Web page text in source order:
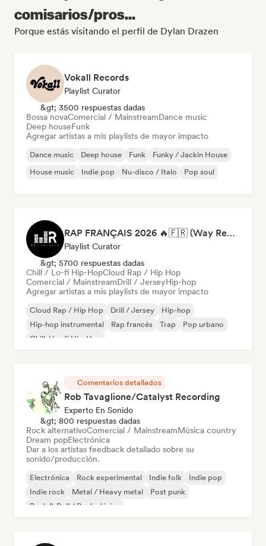
comisarios/pros...
Porque estás visitando el perfil de Dylan Drazen
Vokall Records
Playlist Curator
&gt; 3500 respuestas dadas
Bossa novaComercial / MainstreamDance music
Deep houseFunk
Agregar artistas a mis playlists de mayor impacto
Dance music Deep house Funk
Funky / Jackin House
House music
Indie pop Nu-disco / Italo Pop soul
RAP FRANÇAIS 2026 🔥🇫🇷 (Way Records)
Playlist Curator
&gt; 5700 respuestas dadas
Chill / Lo-fi Hip-HopCloud Rap / Hip Hop
Comercial / MainstreamDrill / JerseyHip-hop
Agregar artistas a mis playlists de mayor impacto
Cloud Rap / Hip Hop Drill / Jersey
Hip-hop
Hip-hop instrumental
Rap francés Trap
Pop urbano
Chill / Lo-fi Hip-Hop
Comentarios detallados
Rob Tavaglione/Catalyst Recording
Experto En Sonido
&gt; 800 respuestas dadas
Rock alternativoComercial / MainstreamMúsica country
Dream popElectrónica
Dar a los artistas feedback detallado sobre su
sonido/producción.
Electrónica Rock experimental Indie folk
Indie pop
Indie rock
Metal / Heavy metal
Post punk
Rock & Roll / Rock clásico